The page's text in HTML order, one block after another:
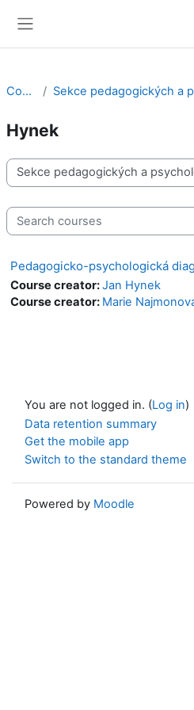
Courses
Hynek
Course categories
Search courses
Pedagogicko-psychologická
Course creator:Jan Hynek
Course creator: Marie
You are not logged in. (Log in)
Data retention summary
Get the mobile app
Switch to the standard theme
Powered by Moodle